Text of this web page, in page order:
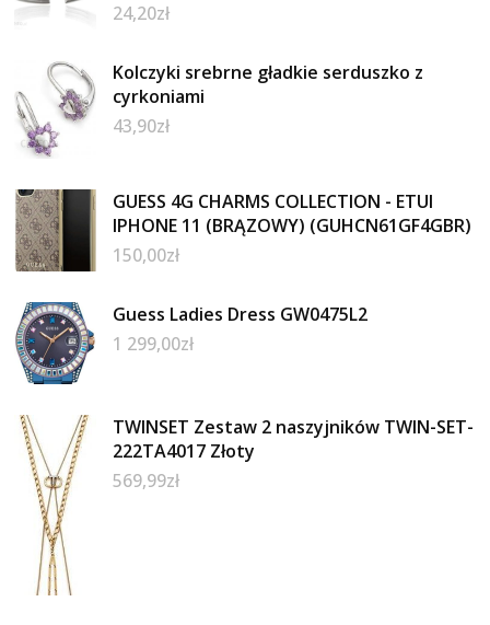
24,20zł
Kolczyki srebrne gładkie serduszko z
cyrkoniami
43,90zł
GUESS 4G CHARMS COLLECTION - ETUI
IPHONE 11 (BRĄZOWY) (GUHCN61GF4GBR)
150,00zł
Guess Ladies Dress GW0475L2
1 299,00zł
TWINSET Zestaw 2 naszyjników TWIN-SET-
222TA4017 Złoty
569,99zł